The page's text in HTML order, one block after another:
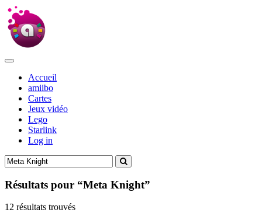
Accueil
amiibo
Cartes
Jeux vidéo
Lego
Starlink
Log in
Résultats pour “Meta Knight”
12 résultats trouvés